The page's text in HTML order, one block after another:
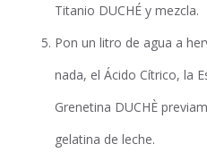
Titanio DUCHÉ y mezcla.
Pon un litro de agua a
nada, el Ácido Cítrico, la
Grenetina DUCHÈ
gelatina de leche.